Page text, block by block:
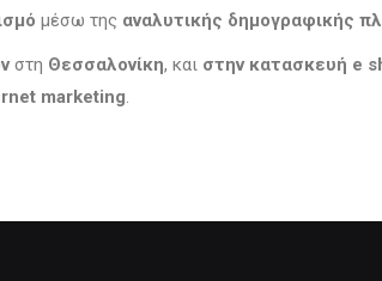
μέσω της αναλυτικής δημογραφικής
στη Θεσσαλονίκη, και στην κατασκευή e
marketing.